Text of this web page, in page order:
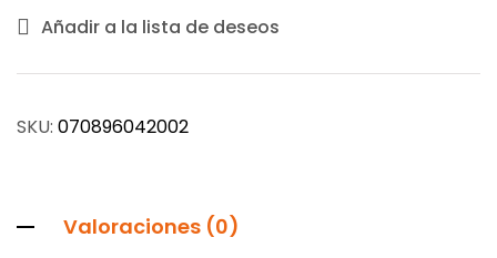
Añadir a la lista de deseos
SKU: 070896042002
Valoraciones (0)